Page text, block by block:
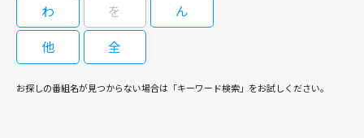
わ
を
ん
他
全
お探しの番組名が見つからない場合は「キーワード検索」をお試しください。